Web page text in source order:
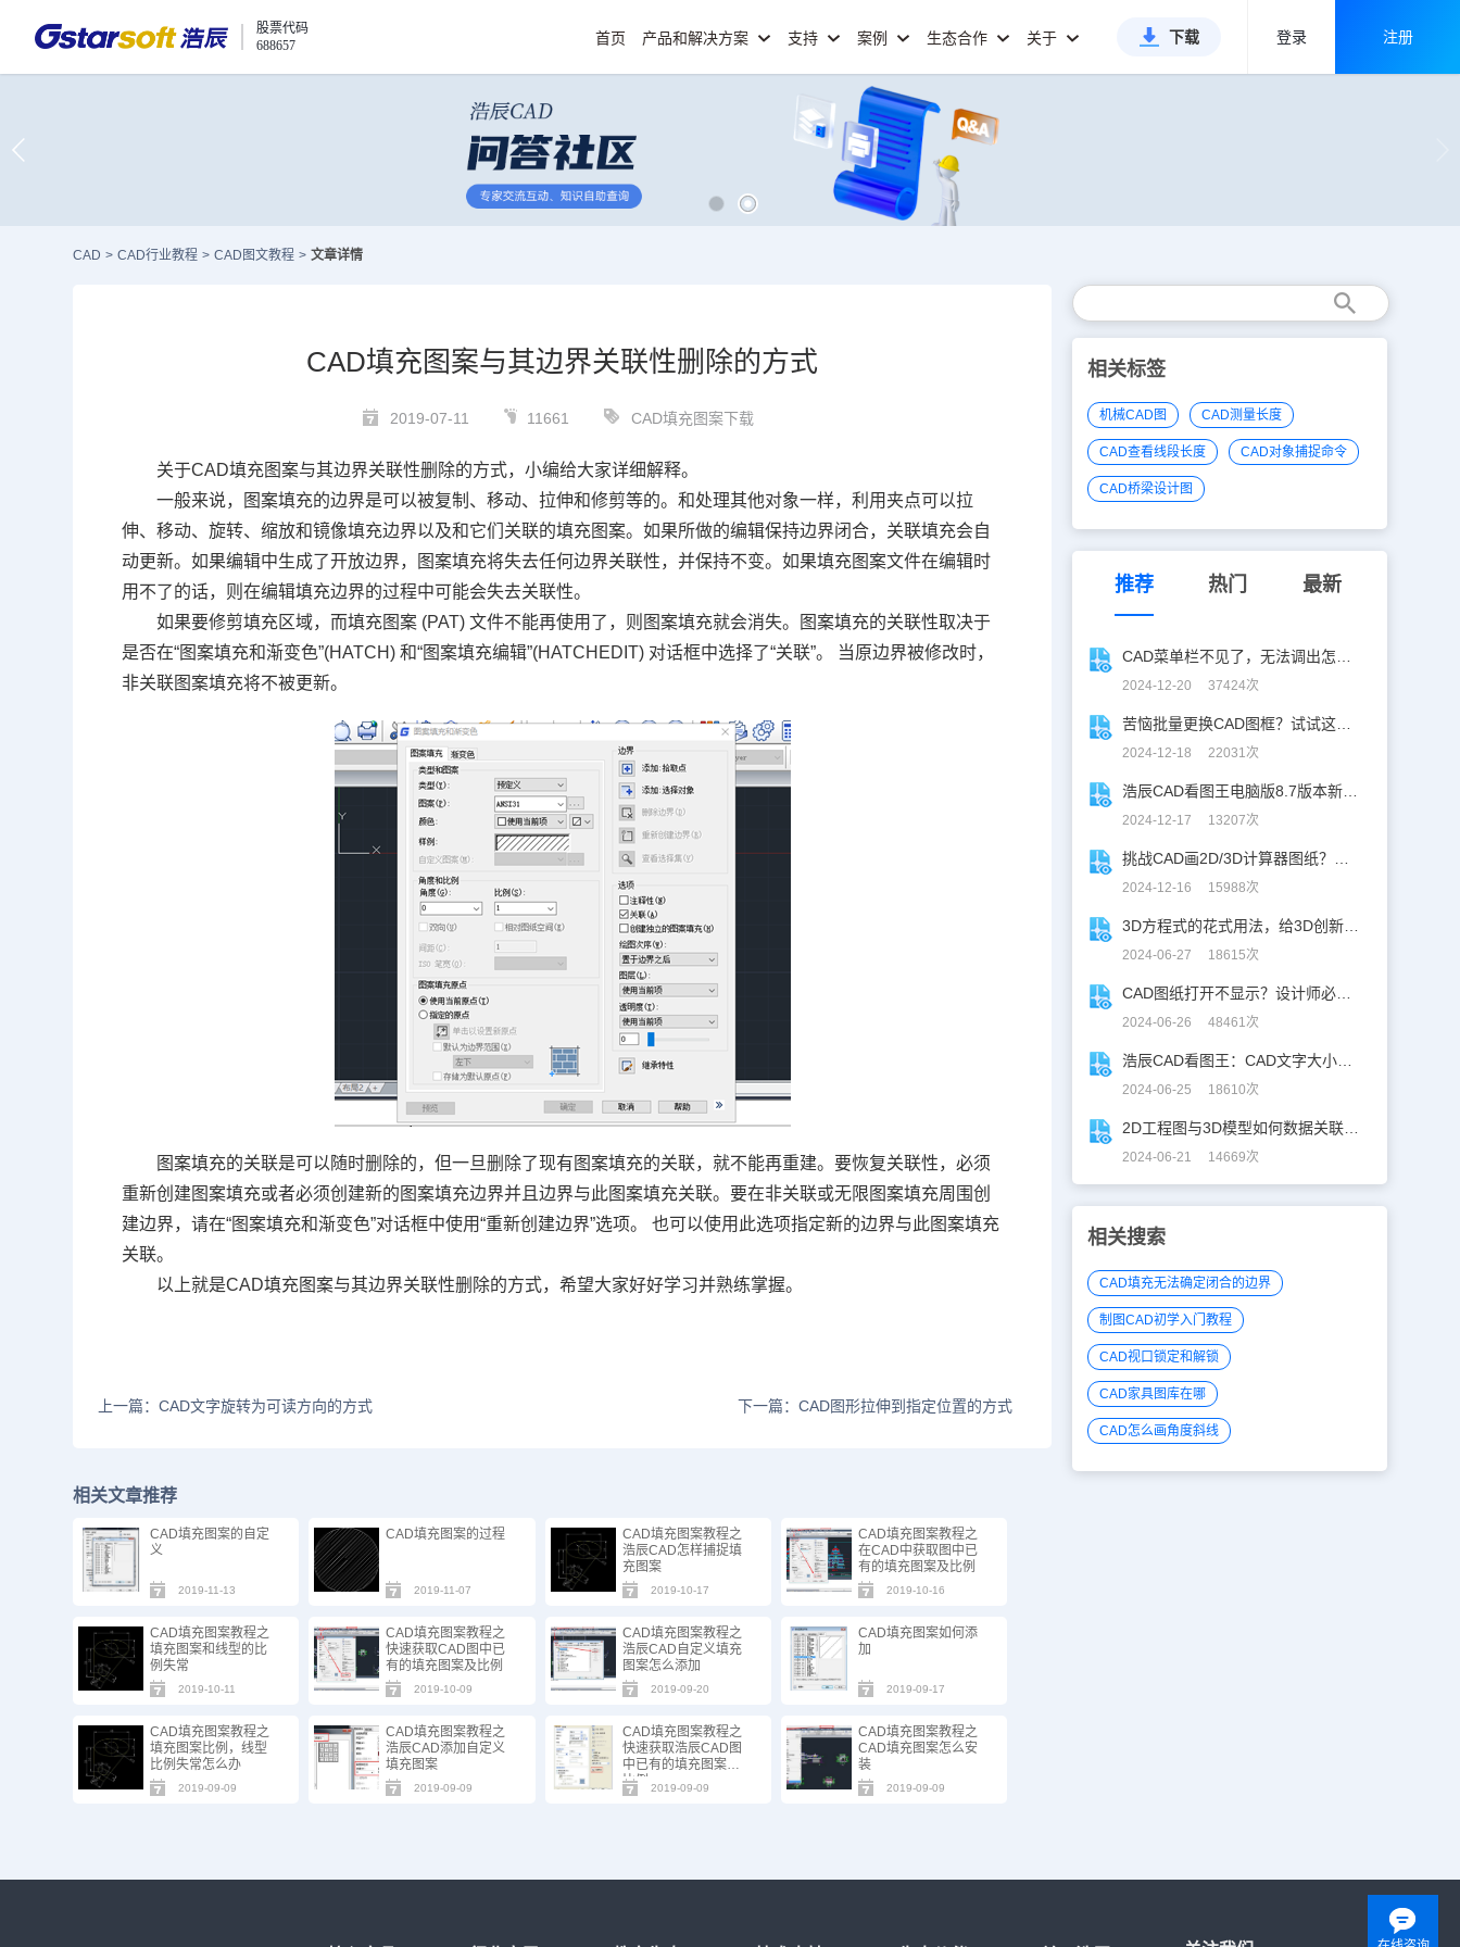
股票代码
688657
首页 产品和解决方案 支持 案例 生态合作 关于 下载 登录 注册
CAD > CAD行业教程 > CAD图文教程 > 文章详情
CAD填充图案与其边界关联性删除的方式
2019-07-11 11661 CAD填充图案下载
关于CAD填充图案与其边界关联性删除的方式，小编给大家详细解释。
一般来说，图案填充的边界是可以被复制、移动、拉伸和修剪等的。和处理其他对象一样，利用夹点可以拉
伸、移动、旋转、缩放和镜像填充边界以及和它们关联的填充图案。如果所做的编辑保持边界闭合，关联填充会自
动更新。如果编辑中生成了开放边界，图案填充将失去任何边界关联性，并保持不变。如果填充图案文件在编辑时
用不了的话，则在编辑填充边界的过程中可能会失去关联性。
如果要修剪填充区域，而填充图案 (PAT)文件不能再使用了，则图案填充就会消失。图案填充的关联性取决于
是否在“图案填充和渐变色”(HATCH)和“图案填充编辑”(HATCHEDIT) 对话框中选择了“关联”。 当原边界被修改时，
非关联图案填充将不被更新。
图案填充的关联是可以随时删除的，但一旦删除了现有图案填充的关联，就不能再重建。要恢复关联性，必须
重新创建图案填充或者必须创建新的图案填充边界并且边界与此图案填充关联。要在非关联或无限图案填充周围创
建边界，请在“图案填充和渐变色”对话框中使用“重新创建边界”选项。 也可以使用此选项指定新的边界与此图案填充
关联。
以上就是CAD填充图案与其边界关联性删除的方式，希望大家好好学习并熟练掌握。
上一篇：CAD文字旋转为可读方向的方式 下一篇：CAD图形拉伸到指定位置的方式
相关文章推荐
CAD填充图案的自定
义
2019-11-13
CAD填充图案的过程
2019-11-07
CAD填充图案教程之
浩辰CAD怎样捕捉填
充图案
2019-10-17
CAD填充图案教程之
在CAD中获取图中已
有的填充图案及比例
2019-10-16
CAD填充图案教程之
填充图案和线型的比
例失常
2019-10-11
CAD填充图案教程之
快速获取CAD图中已
有的填充图案及比例
2019-10-09
CAD填充图案教程之
浩辰CAD自定义填充
图案怎么添加
2019-09-20
CAD填充图案如何添
加
2019-09-17
CAD填充图案教程之
填充图案比例，线型
比例失常怎么办
2019-09-09
CAD填充图案教程之
浩辰CAD添加自定义
填充图案
2019-09-09
CAD填充图案教程之
快速获取浩辰CAD图
中已有的填充图案及
比例 2019-09-09
CAD填充图案教程之
CAD填充图案怎么安
装
2019-09-09
相关标签
机械CAD图 CAD测量长度
CAD查看线段长度 CAD对象捕捉命令
CAD桥梁设计图
推荐 热门 最新
2024-12-20 37424次
2024-12-18 22031次
2024-12-17 13207次
2024-12-16 15988次
2024-06-27 18615次
2024-06-26 48461次
2024-06-25 18610次
2024-06-21 14669次
相关搜索
CAD填充无法确定闭合的边界
制图CAD初学入门教程
CAD视口锁定和解锁
CAD家具图库在哪
CAD怎么画角度斜线